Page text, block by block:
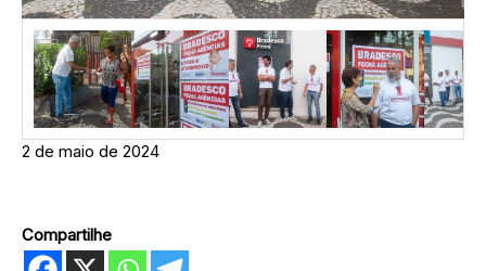
2 de maio de 2024
Compartilhe